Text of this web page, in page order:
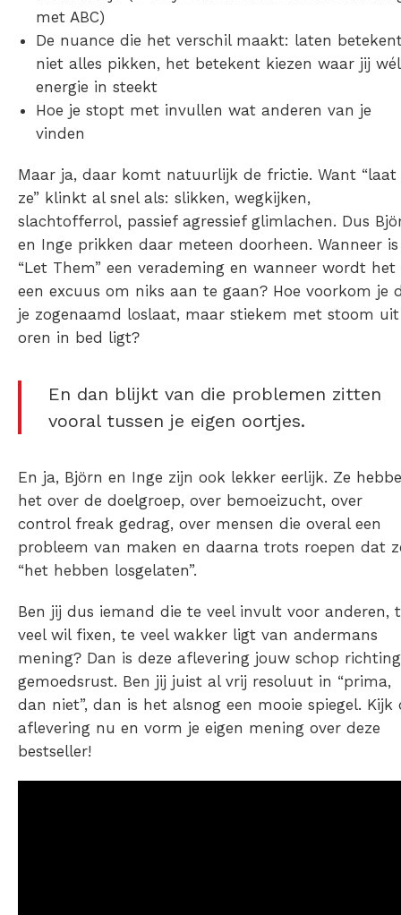
met ABC)
De nuance die het verschil maakt: laten
niet alles pikken, het betekent kiezen waar jij wél
energie in steekt
Hoe je stopt met invullen wat anderen van je
vinden
Maar ja, daar komt natuurlijk de frictie. Want “laat
ze” klinkt al snel als: slikken, wegkijken,
slachtofferrol, passief agressief glimlachen. Dus
en Inge prikken daar meteen doorheen. Wanneer is
“Let Them” een verademing en wanneer wordt het
een excuus om niks aan te gaan? Hoe voorkom je
je zogenaamd loslaat, maar stiekem met stoom
oren in bed ligt?
En dan blijkt van die problemen zitten
vooral tussen je eigen oortjes.
En ja, Björn en Inge zijn ook lekker eerlijk. Ze
het over de doelgroep, over bemoeizucht, over
control freak gedrag, over mensen die overal een
probleem van maken en daarna trots roepen dat
“het hebben losgelaten”.
Ben jij dus iemand die te veel invult voor anderen,
veel wil fixen, te veel wakker ligt van andermans
mening? Dan is deze aflevering jouw schop richting
gemoedsrust. Ben jij juist al vrij resoluut in “prima,
dan niet”, dan is het alsnog een mooie spiegel. Kijk
aflevering nu en vorm je eigen mening over deze
bestseller!